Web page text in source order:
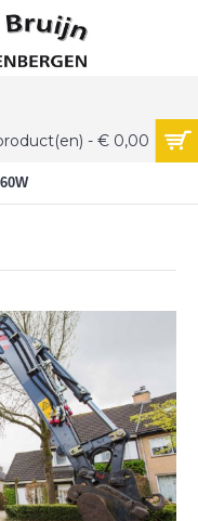
0 product(en) - € 0,00